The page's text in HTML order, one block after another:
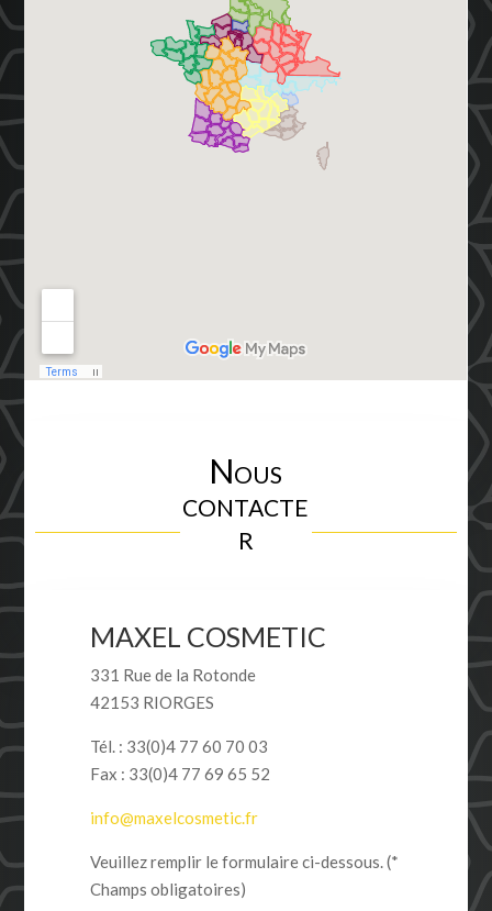
Nous
contacte
r
MAXEL COSMETIC
331 Rue de la Rotonde
42153 RIORGES
Tél. : 33(0)4 77 60 70 03
Fax : 33(0)4 77 69 65 52
info@maxelcosmetic.fr
Veuillez remplir le formulaire ci-dessous. (*
Champs obligatoires)